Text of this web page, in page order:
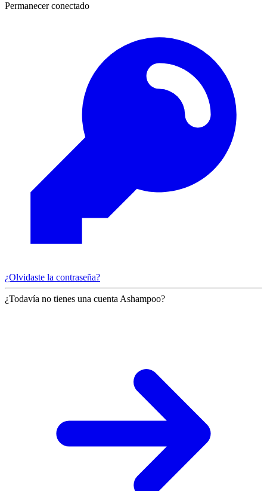
Permanecer conectado
¿Olvidaste la contraseña?
¿Todavía no tienes una cuenta Ashampoo?